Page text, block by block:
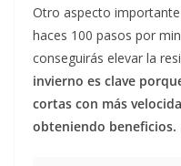
Otro aspecto
haces 100 pasos por
conseguirás elevar la
invierno es clave
cortas con más
obteniendo beneficios.